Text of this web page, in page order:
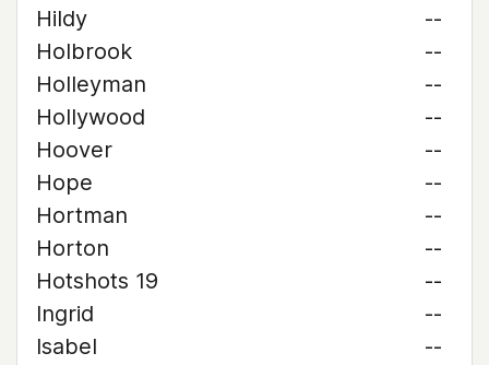
Hildy
--
Holbrook
--
Holleyman
--
Hollywood
--
Hoover
--
Hope
--
Hortman
--
Horton
--
Hotshots 19
--
Ingrid
--
Isabel
--